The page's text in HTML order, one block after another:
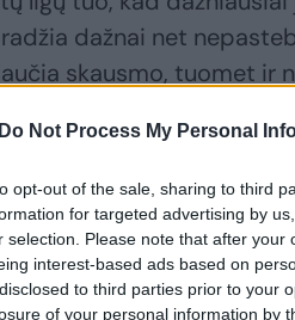
Do Not Process My Personal
opt-out of the sale, sharing to third
for targeted advertising by
selection. Please note that after
interest-based ads based on
to third parties prior to your
of your personal information by
dažnai net
skausmo, tuomet ir
gydytoją, kaip kad būna
skausmą, dažniausiai tai
Bet dažniausiai
dantis, nurodo